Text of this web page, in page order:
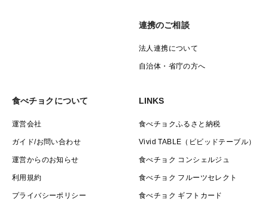
連携のご相談
法人連携について
自治体・省庁の方へ
食べチョクについて
運営会社
ガイド/お問い合わせ
運営からのお知らせ
利用規約
プライバシーポリシー
LINKS
食べチョクふるさと納税
Vivid TABLE（ビビッドテーブル）
食べチョク コンシェルジュ
食べチョク フルーツセレクト
食べチョク ギフトカード